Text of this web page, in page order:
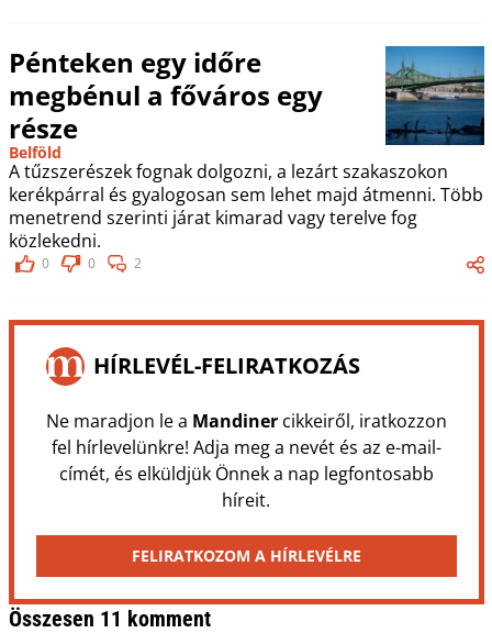
Pénteken egy időre
megbénul a főváros egy
része
Belföld
A tűzszerészek fognak dolgozni, a lezárt szakaszokon
kerékpárral és gyalogosan sem lehet majd átmenni. Több
menetrend szerinti járat kimarad vagy terelve fog
közlekedni.
0 0 2
HÍRLEVÉL-FELIRATKOZÁS
Ne maradjon le a Mandinercikkeiről, iratkozzon
fel hírlevelünkre! Adja meg a nevét és az e-mail-
címét, és elküldjük Önnek a nap legfontosabb
híreit.
FELIRATKOZOM A HÍRLEVÉLRE
Összesen 11 komment